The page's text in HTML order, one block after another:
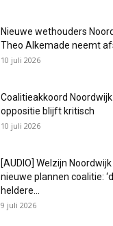
Nieuwe wethouders
Theo Alkemade neemt
10 juli 2026
Coalitieakkoord
oppositie blijft kritisch
10 juli 2026
[AUDIO] Welzijn
nieuwe plannen coalitie:
heldere...
9 juli 2026